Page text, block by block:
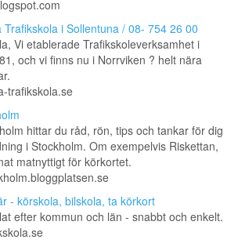
Trafikskola i Sollentuna / 08- 754 26 00
Vi etablerade Trafikskoleverksamhet i
och vi finns nu i Norrviken ? helt nära
trafikskola.se
hittar du råd, rön, tips och tankar för dig
i Stockholm. Om exempelvis Riskettan,
matnyttigt för körkortet.
- körskola, bilskola, ta körkort
efter kommun och län - snabbt och enkelt.